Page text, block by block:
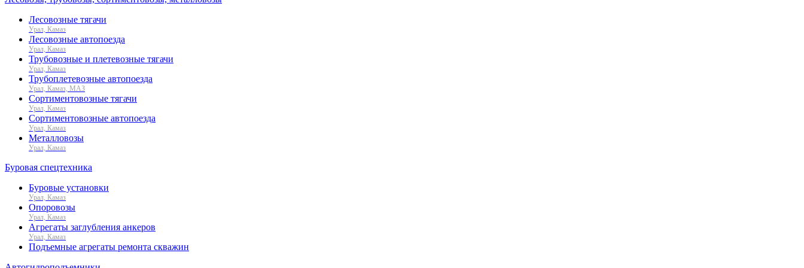
Лесовозные тягачи
Урал, Камаз
Лесовозные автопоезда
Урал, Камаз
Трубовозные и плетевозные тягачи
Урал, Камаз
Трубоплетевозные автопоезда
Урал, Камаз, МАЗ
Сортиментовозные тягачи
Урал, Камаз
Сортиментовозные автопоезда
Урал, Камаз
Металловозы
Урал, Камаз
Буровая спецтехника
Буровые установки
Урал, Камаз
Опоровозы
Урал, Камаз
Агрегаты заглубления анкеров
Урал, Камаз
Подъемные агрегаты ремонта скважин